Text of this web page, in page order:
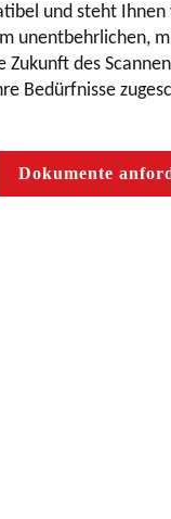
und steht Ihnen
unentbehrlichen,
Zukunft des
Bedürfnisse
Dokumente